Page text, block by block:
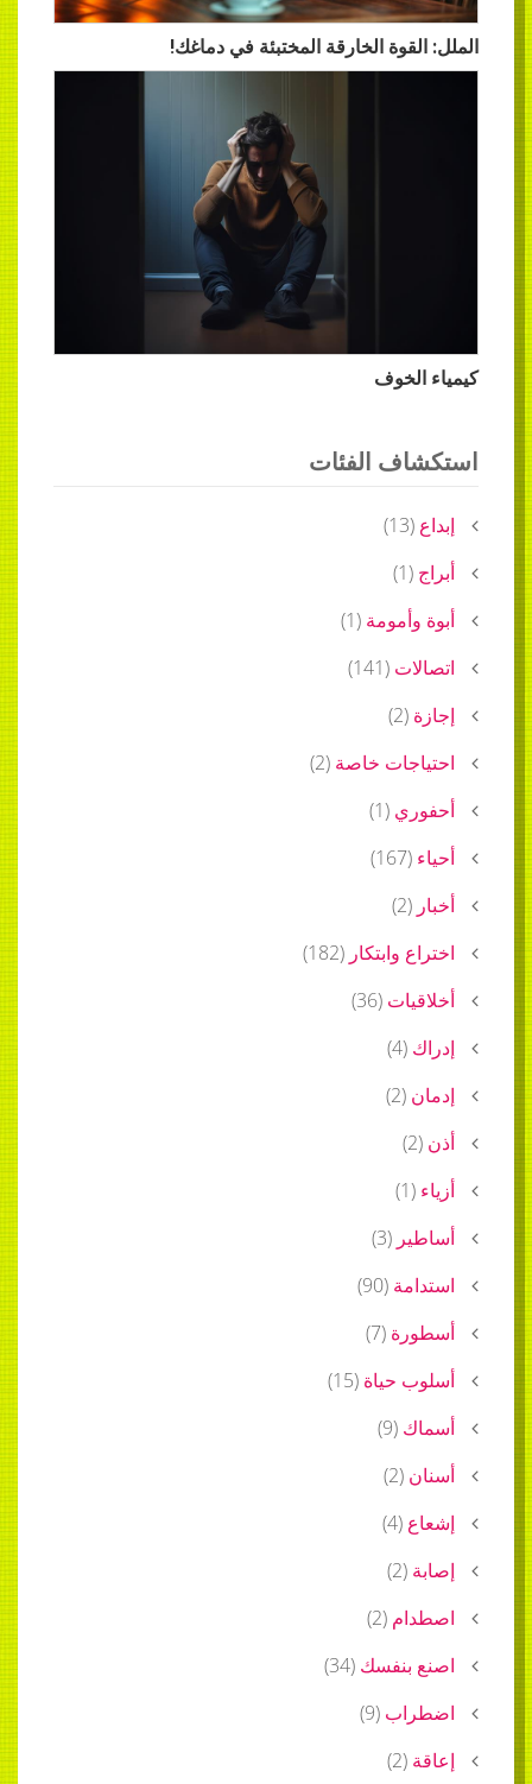
الملل: القوة الخارقة المختبئة في دماغك!
كيمياء الخوف
استكشاف الفئات
إبداع (
13
)
أبراج (
1
)
أبوة وأمومة (
1
)
اتصالات (
141
)
إجازة (
2
)
احتياجات خاصة (
2
)
أحفوري (
1
)
أحياء (
167
)
أخبار (
2
)
اختراع وابتكار (
182
)
أخلاقيات (
36
)
إدراك (
4
)
إدمان (
2
)
أذن (
2
)
أزياء (
1
)
أساطير (
3
)
استدامة (
90
)
أسطورة (
7
)
أسلوب حياة (
15
)
أسماك (
9
)
أسنان (
2
)
إشعاع (
4
)
إصابة (
2
)
اصطدام (
2
)
اصنع بنفسك (
34
)
اضطراب (
9
)
إعاقة (
2
)